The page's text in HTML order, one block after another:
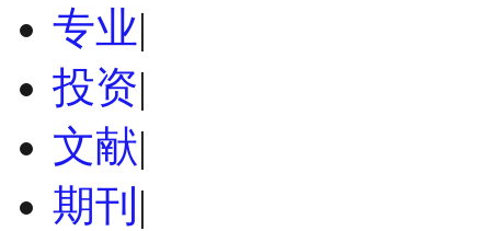
专业|
投资|
文献|
期刊 |